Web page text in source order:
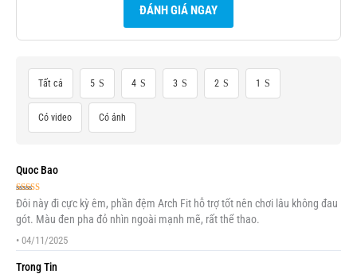
ĐÁNH GIÁ NGAY
Tất cả 5 4 3 2 1
Có video Có ảnh
Quoc Bao
Được xếp
hạng55 sao
Đôi này đi cực kỳ êm, phần đệm Arch Fit hỗ trợ tốt nên chơi lâu không đau
gót. Màu đen pha đỏ nhìn ngoài mạnh mẽ, rất thể thao.
• 04/11/2025
Trong Tin